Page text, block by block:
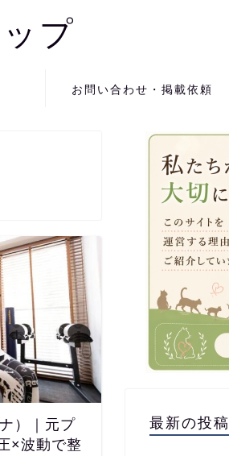
プ
お問い合わせ・掲載依頼
）｜元プ
×波動で整
最新の投稿